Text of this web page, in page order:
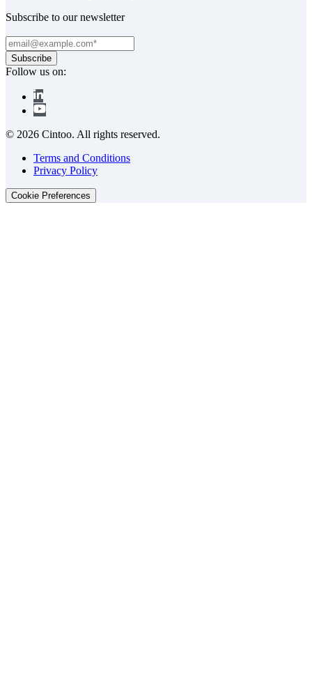
Subscribe to our newsletter
Follow us on:
© 2026 Cintoo. All rights reserved.
Terms and Conditions
Privacy Policy
Cookie Preferences